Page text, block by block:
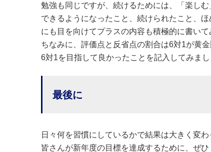
勉強も同じですが、続けるためには、「楽しむ
できるようになったこと、続けられたこと、ほ
にも目を向けてプラスの内容も積極的に書いて
ちなみに、評価点と反省点の割合は6対1が黄金
6対1を目指して良かったことを記入してみまし
最後に
日々何を習慣にしているかで結果は大きく変わ
皆さんが新年度の目標を達成するために、ぜ